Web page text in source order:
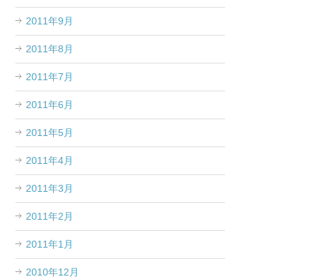
2011年9月
2011年8月
2011年7月
2011年6月
2011年5月
2011年4月
2011年3月
2011年2月
2011年1月
2010年12月